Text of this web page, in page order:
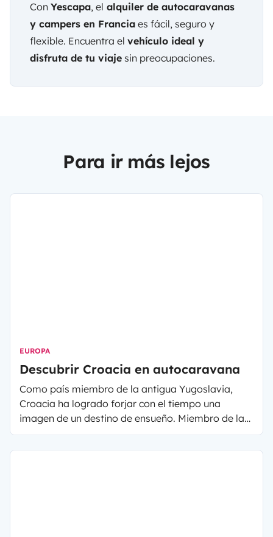
Con Yescapa, el alquiler de autocaravanas
y campers en Francia es fácil, seguro y
flexible. Encuentra el vehículo ideal y
disfruta de tu viaje sin preocupaciones.
Para ir más lejos
EUROPA
Descubrir Croacia en autocaravana
Como país miembro de la antigua Yugoslavia,
Croacia ha logrado forjar con el tiempo una
imagen de un destino de ensueño. Miembro de la
Unión Europea desde el 1 de julio de 2013, se
requiere un simple documento de identidad para